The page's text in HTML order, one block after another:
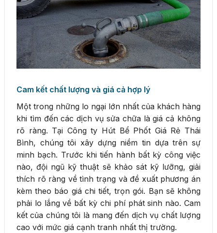
Cam kết chất lượng và giá cả hợp lý
Một trong những lo ngại lớn nhất của khách hàng
khi tìm đến các dịch vụ sửa chữa là giá cả không
rõ ràng. Tại Công ty Hút Bể Phốt Giá Rẻ Thái
Bình, chúng tôi xây dựng niềm tin dựa trên sự
minh bạch. Trước khi tiến hành bất kỳ công việc
nào, đội ngũ kỹ thuật sẽ khảo sát kỹ lưỡng, giải
thích rõ ràng về tình trạng và đề xuất phương án
kèm theo báo giá chi tiết, trọn gói. Bạn sẽ không
phải lo lắng về bất kỳ chi phí phát sinh nào. Cam
kết của chúng tôi là mang đến dịch vụ chất lượng
cao với mức giá cạnh tranh nhất thị trường.